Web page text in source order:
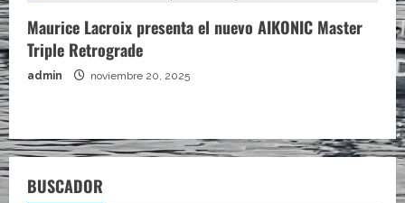
Maurice Lacroix presenta el nuevo AIKONIC Master
Triple Retrograde
admin noviembre 20, 2025
BUSCADOR